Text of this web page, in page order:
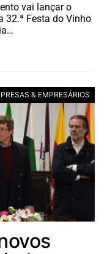
vai lançar o
32.ª Festa do Vinho
& EMPRESÁRIOS